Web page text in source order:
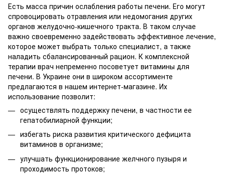
Есть масса причин ослабления работы печени. Его могут
спровоцировать отравления или недомогания других
органов желудочно-кишечного тракта. В таком случае
важно своевременно задействовать эффективное лечение,
которое может выбрать только специалист, а также
наладить сбалансированный рацион. К комплексной
терапии врач непременно посоветует витамины для
печени. В Украине они в широком ассортименте
предлагаются в нашем интернет-магазине. Их
использование позволит:
осуществлять поддержку печени, в частности ее
гепатобилиарной функции;
избегать риска развития критического дефицита
витаминов в организме;
улучшать функционирование желчного пузыря и
проходимость протоков;